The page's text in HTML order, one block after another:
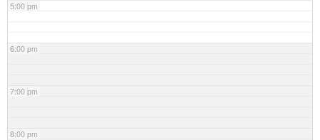
5:00 pm
6:00 pm
7:00 pm
8:00 pm